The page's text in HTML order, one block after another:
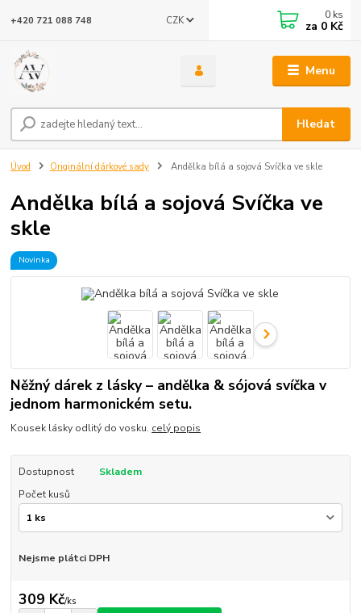
Menu
CZK
Hledat
+420 721 088 748 0 ks
za 0 Kč
Úvod Originální dárkové sady Andělka bílá a sojová Svíčka ve skle
Andělka bílá a sojová Svíčka ve
skle
Novinka
Něžný dárek z lásky – andělka & sójová svíčka v
jednom harmonickém setu.
Kousek lásky odlitý do vosku. celý popis
Dostupnost
Skladem
Počet kusů
Nejsme plátci DPH
309 Kč/ks